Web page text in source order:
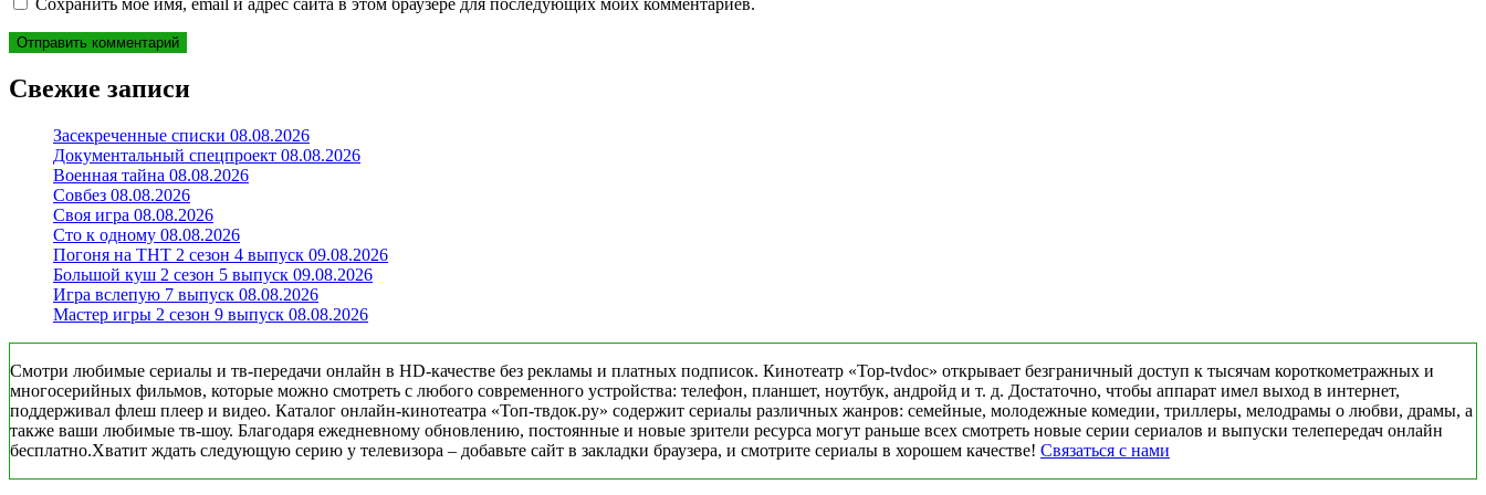
Свежие записи
Засекреченные списки 08.08.2026
Документальный спецпроект 08.08.2026
Военная тайна 08.08.2026
Совбез 08.08.2026
Своя игра 08.08.2026
Сто к одному 08.08.2026
Погоня на ТНТ 2 сезон 4 выпуск 09.08.2026
Большой куш 2 сезон 5 выпуск 09.08.2026
Игра вслепую 7 выпуск 08.08.2026
Мастер игры 2 сезон 9 выпуск 08.08.2026
Смотри любимые сериалы и тв-передачи онлайн в HD-качестве без рекламы и платных подписок. Кинотеатр «Top-tvdoc» открывает безграничный доступ к тысячам короткометражных и
многосерийных фильмов, которые можно смотреть с любого современного устройства: телефон, планшет, ноутбук, андройд и т. д. Достаточно, чтобы аппарат имел выход в интернет,
поддерживал флеш плеер и видео. Каталог онлайн-кинотеатра «Топ-твдок.ру» содержит сериалы различных жанров: семейные, молодежные комедии, триллеры, мелодрамы о любви, драмы, а
также ваши любимые тв-шоу. Благодаря ежедневному обновлению, постоянные и новые зрители ресурса могут раньше всех смотреть новые серии сериалов и выпуски телепередач онлайн
бесплатно.Хватит ждать следующую серию у телевизора – добавьте сайт в закладки браузера, и смотрите сериалы в хорошем качестве! Связаться с нами